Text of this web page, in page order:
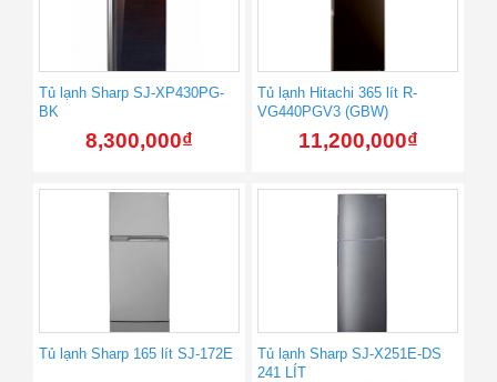
Tủ lạnh Sharp SJ-XP430PG-
BK
8,300,000₫
Tủ lạnh Hitachi 365 lít R-
VG440PGV3 (GBW)
11,200,000₫
Tủ lạnh Sharp 165 lít SJ-172E
Tủ lạnh Sharp SJ-X251E-DS
241 LÍT